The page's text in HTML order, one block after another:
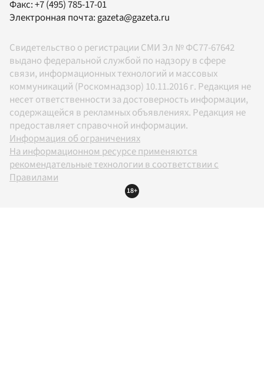
Факс:+7 (495) 785-17-01
Электронная почта:gazeta@gazeta.ru
Свидетельство о регистрации СМИ Эл № ФС77-67642
выдано федеральной службой по надзору в сфере
связи, информационных технологий и массовых
коммуникаций (Роскомнадзор) 10.11.2016 г. Редакция не
несет ответственности за достоверность информации,
содержащейся в рекламных объявлениях. Редакция не
предоставляет справочной информации.
Информация об ограничениях
На информационном ресурсе применяются
рекомендательные технологии в соответствии с
Правилами
18+